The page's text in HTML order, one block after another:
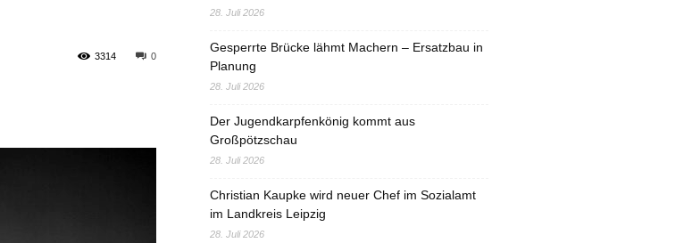
0
3314
28. Juli 2026
Gesperrte Brücke lähmt Machern – Ersatzbau in
Planung
28. Juli 2026
Der Jugendkarpfenkönig kommt aus
Großpötzschau
28. Juli 2026
Christian Kaupke wird neuer Chef im Sozialamt
im Landkreis Leipzig
28. Juli 2026